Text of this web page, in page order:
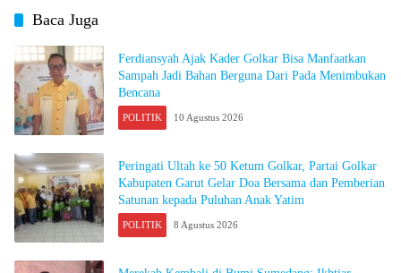
Baca Juga
Ferdiansyah Ajak Kader Golkar Bisa Manfaatkan
Sampah Jadi Bahan Berguna Dari Pada Menimbukan
Bencana
POLITIK 10 Agustus 2026
Peringati Ultah ke 50 Ketum Golkar, Partai Golkar
Kabupaten Garut Gelar Doa Bersama dan Pemberian
Satunan kepada Puluhan Anak Yatim
POLITIK 8 Agustus 2026